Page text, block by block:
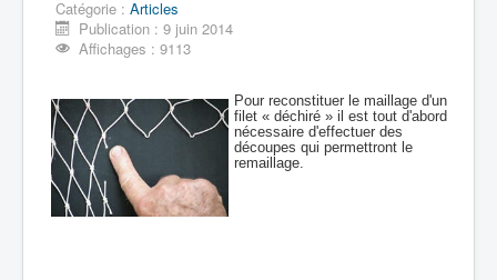
Contact
Catégorie : Articles
Publication : 9 juin 2014
Affichages : 9113
Pour reconstituer le maillage d'un
filet « déchiré » il est tout d'abord
nécessaire d'effectuer des
découpes qui permettront le
remaillage.